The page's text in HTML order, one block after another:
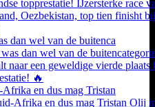
dan wel van de buitenca
en dus mag Tristan